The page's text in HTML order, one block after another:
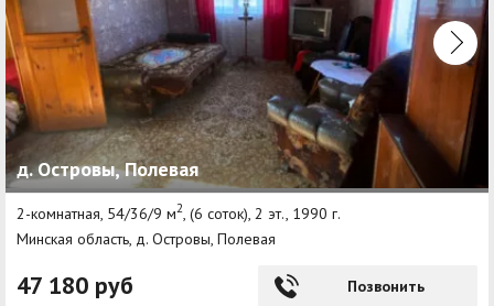
д. Островы, Полевая
2-комнатная, 54/36/9 м2 , (6 соток), 2 эт., 1990 г.
Минская область, д. Островы, Полевая
47 180 руб Позвонить